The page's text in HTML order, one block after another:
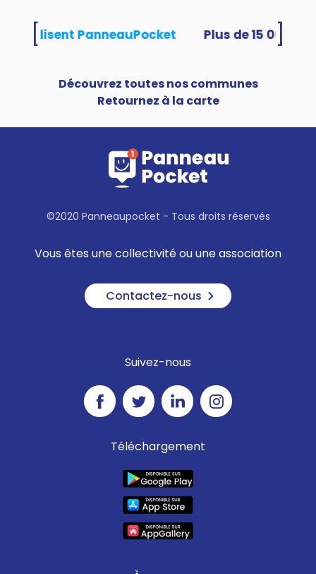
utilisent PanneauPocket
Découvrez toutes nos communes
Retournez à la carte
©2020 Panneaupocket - Tous droits réservés
Vous êtes une collectivité ou une association
Contactez-nous
Suivez-nous
Téléchargement